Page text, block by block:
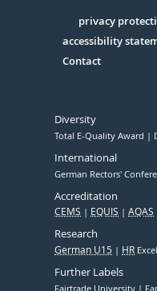
Serivce
privacy
accessibility
Contact
Diversity
Total E-Quality Award
International
German Rectors'
Accreditation
CEMS EQUIS AQAS
Research
German U15 HR
Further Labels
Fairtrade University